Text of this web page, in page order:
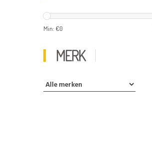
Min: €0
MERK